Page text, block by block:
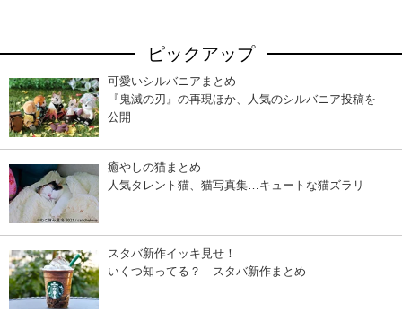
ピックアップ
可愛いシルバニアまとめ
『鬼滅の刃』の再現ほか、人気のシルバニア投稿を
公開
癒やしの猫まとめ
人気タレント猫、猫写真集…キュートな猫ズラリ
スタバ新作イッキ見せ！
いくつ知ってる？ スタバ新作まとめ